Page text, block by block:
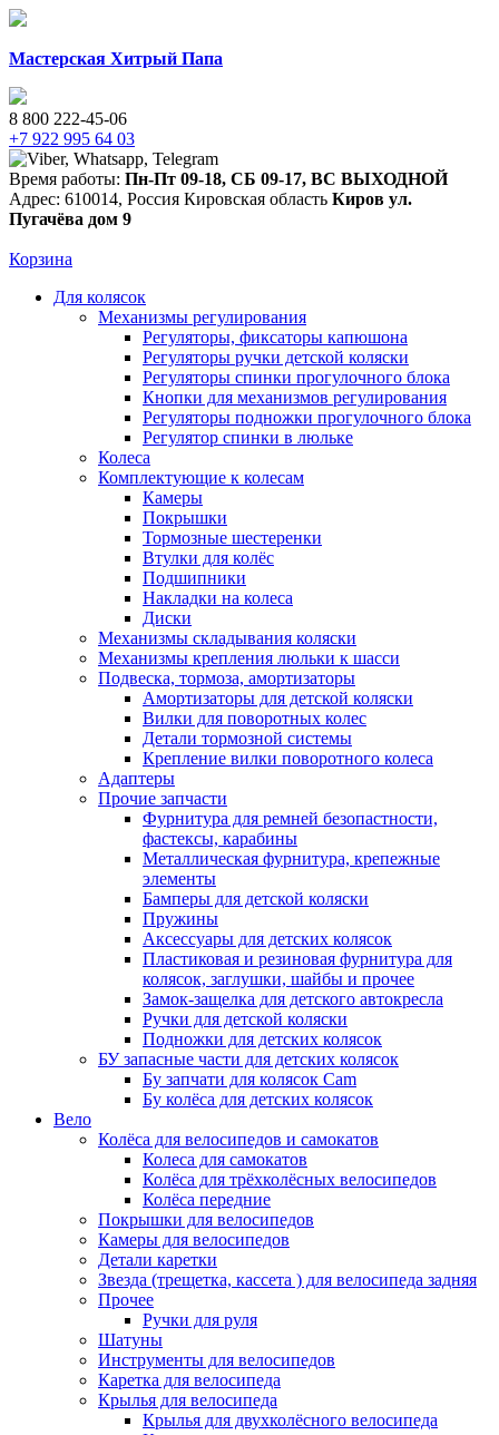
Мастерская Хитрый Папа
8 800 222-45-06
+7 922 995 64 03
Время работы: Пн-Пт 09-18, СБ 09-17, ВС ВЫХОДНОЙ
Адрес: 610014, Россия Кировская область Киров ул.
Пугачёва дом 9
Корзина
Для колясок
Механизмы регулирования
Регуляторы, фиксаторы капюшона
Регуляторы ручки детской коляски
Регуляторы спинки прогулочного блока
Кнопки для механизмов регулирования
Регуляторы подножки прогулочного блока
Регулятор спинки в люльке
Колеса
Комплектующие к колесам
Камеры
Покрышки
Тормозные шестеренки
Втулки для колёс
Подшипники
Накладки на колеса
Диски
Механизмы складывания коляски
Механизмы крепления люльки к шасси
Подвеска, тормоза, амортизаторы
Амортизаторы для детской коляски
Вилки для поворотных колес
Детали тормозной системы
Крепление вилки поворотного колеса
Адаптеры
Прочие запчасти
Фурнитура для ремней безопастности,
фастексы, карабины
Металлическая фурнитура, крепежные
элементы
Бамперы для детской коляски
Пружины
Аксессуары для детских колясок
Пластиковая и резиновая фурнитура для
колясок, заглушки, шайбы и прочее
Замок-защелка для детского автокресла
Ручки для детской коляски
Подножки для детских колясок
БУ запасные части для детских колясок
Бу запчати для колясок Cam
Бу колёса для детских колясок
Вело
Колёса для велосипедов и самокатов
Колеса для самокатов
Колёса для трёхколёсных велосипедов
Колёса передние
Покрышки для велосипедов
Камеры для велосипедов
Детали каретки
Звезда (трещетка, кассета ) для велосипеда задняя
Прочее
Ручки для руля
Шатуны
Инструменты для велосипедов
Каретка для велосипеда
Крылья для велосипеда
Крылья для двухколёсного велосипеда